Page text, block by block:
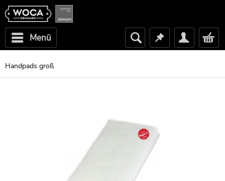
Menü
Handpads groß